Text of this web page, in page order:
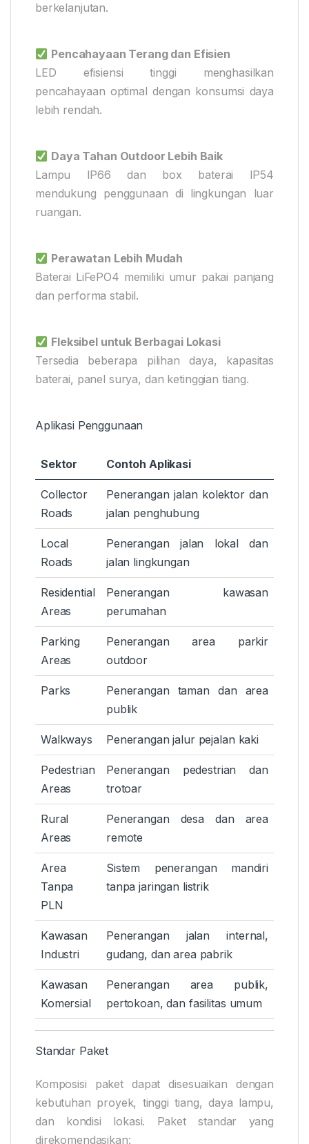
berkelanjutan.
Pencahayaan Terang dan Efisien
LED efisiensi tinggi menghasilkan
pencahayaan optimal dengan konsumsi daya
lebih rendah.
Daya Tahan Outdoor Lebih Baik
Lampu IP66 dan box baterai IP54
mendukung penggunaan di lingkungan luar
ruangan.
Perawatan Lebih Mudah
Baterai LiFePO4 memiliki umur pakai panjang
dan performa stabil.
Fleksibel untuk Berbagai Lokasi
Tersedia beberapa pilihan daya, kapasitas
baterai, panel surya, dan ketinggian tiang.
Aplikasi Penggunaan
Sektor Contoh Aplikasi
Collector
Roads
Penerangan jalan kolektor dan
jalan penghubung
Local
Roads
Penerangan jalan lokal dan
jalan lingkungan
Residential
Areas
Penerangan kawasan
perumahan
Parking
Areas
Penerangan area parkir
outdoor
Parks
Penerangan taman dan area
publik
Walkways Penerangan jalur pejalan kaki
Pedestrian
Areas
Penerangan pedestrian dan
trotoar
Rural
Areas
Penerangan desa dan area
remote
Area
Tanpa
PLN
Sistem penerangan mandiri
tanpa jaringan listrik
Kawasan
Industri
Penerangan jalan internal,
gudang, dan area pabrik
Kawasan
Komersial
Penerangan area publik,
pertokoan, dan fasilitas umum
Standar Paket
Komposisi paket dapat disesuaikan dengan
kebutuhan proyek, tinggi tiang, daya lampu,
dan kondisi lokasi. Paket standar yang
direkomendasikan: